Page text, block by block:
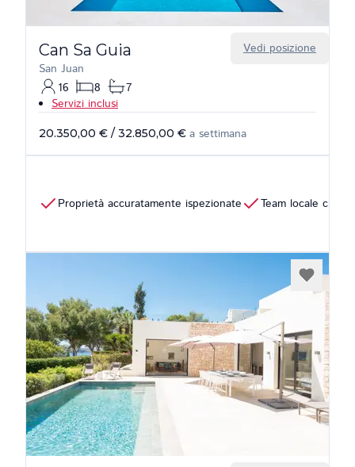
Vedi posizione
Can Sa Guia
San Juan
16
8
7
Servizi inclusi
20.350,00 € / 32.850,00 € a settimana
Proprietà accuratamente ispezionate Team locale che